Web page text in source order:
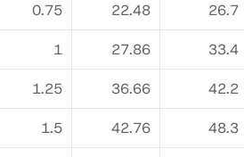
0.75 22.48 26.7
1 27.86 33.4
1.25 36.66 42.2
1.5 42.76 48.3